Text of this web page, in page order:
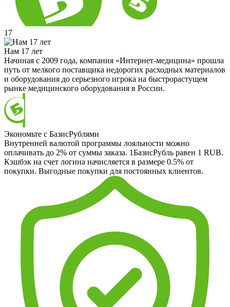
17
Нам 17 лет
Начиная с 2009 года, компания «Интернет-медицина» прошла
путь от мелкого поставщика недорогих расходных материалов
и оборудования до серьезного игрока на быстрорастущем
рынке медицинского оборудования в России.
Экономьте с БазисРублями
Внутренней валютой программы лояльности можно
оплачивать до 2% от суммы заказа. 1БазисРубль равен 1 RUB.
Кэшбэк на счет логина начисляется в размере 0.5% от
покупки. Выгодные покупки для постоянных клиентов.